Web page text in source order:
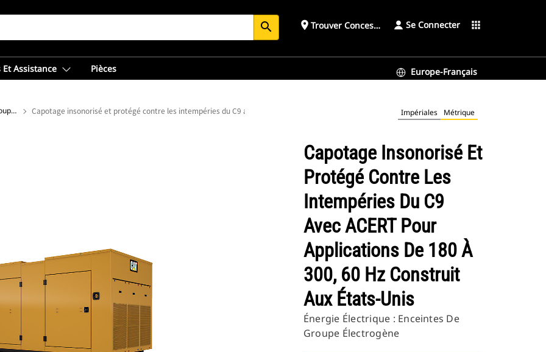
search place Trouver ConcessionnaireSe Connecter apps
Et Assistance Pièces Europe-Français
Énergie électrique : Enceintes de groupe électrogène Capotage insonorisé et protégé contre les intempéries du C9 avec ACERT pour applications de 180 à 300, 60 Hz construit aux États-Unis
Impériales Métrique
Capotage Insonorisé Et
Protégé Contre Les
Intempéries Du C9
Avec ACERT Pour
Applications De 180 À
300, 60 Hz Construit
Aux États-Unis
Énergie Électrique : Enceintes De
Groupe Électrogène